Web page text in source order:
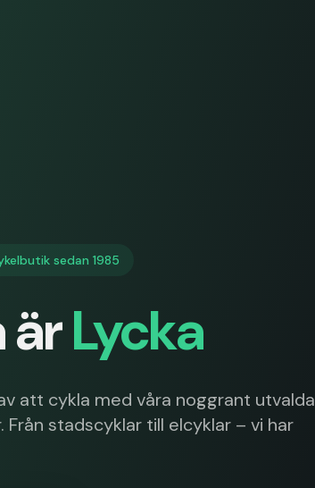
sedan 1985
ärLycka
att cykla med våra noggrant utvalda
stadscyklar till elcyklar – vi har